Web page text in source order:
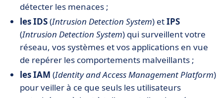
détecter les menaces ;
les IDS(Intrusion Detection System) etIPS
(Intrusion Detection System) qui surveillent votre
réseau, vos systèmes et vos applications en vue
de repérer les comportements malveillants ;
les IAM (Identity and Access Management Platform)
pour veiller à ce que seuls les utilisateurs